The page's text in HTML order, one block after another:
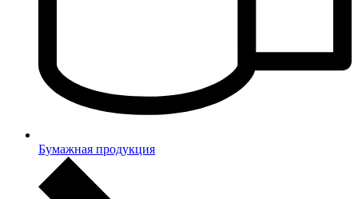
Бумажная продукция